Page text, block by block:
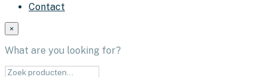
Contact
×
What are you looking for?